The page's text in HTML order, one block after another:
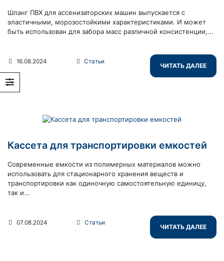
Шланг ПВХ для ассенизаторских машин выпускается с
эластичными, морозостойкими характеристиками. И может
быть использован для забора масс различной консистенции,...
16.08.2024 Статьи
ЧИТАТЬ ДАЛЕЕ
Кассета для транспортировки емкостей
Современные емкости из полимерных материалов можно
использовать для стационарного хранения веществ и
транспортировки как одиночную самостоятельную единицу,
так и...
07.08.2024 Статьи
ЧИТАТЬ ДАЛЕЕ